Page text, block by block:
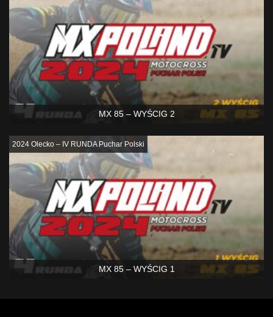
MX 85 – WYŚCIG 2
MX 85 – WYŚCIG 1
2024 Olecko – IV RUNDA Puchar Polski